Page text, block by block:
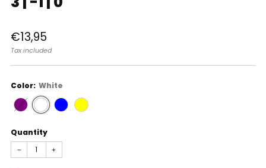
Regular
price
€13,95
Tax included
Color: White
Quantity
− +